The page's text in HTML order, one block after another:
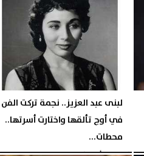
لبنى عبد العزيز.. نجمة تركت الفن
في أوج تألقها واختارت أسرتها..
محطات...